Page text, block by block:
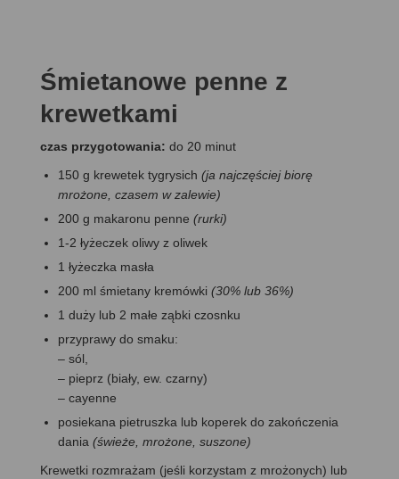
Śmietanowe penne z
krewetkami
czas przygotowania: do 20 minut
150 g krewetek tygrysich (ja najczęściej biorę
mrożone, czasem w zalewie)
200 g makaronu penne (rurki)
1-2 łyżeczek oliwy z oliwek
1 łyżeczka masła
200 ml śmietany kremówki (30% lub 36%)
1 duży lub 2 małe ząbki czosnku
przyprawy do smaku:
– sól,
– pieprz (biały, ew. czarny)
– cayenne
posiekana pietruszka lub koperek do zakończenia
dania (świeże, mrożone, suszone)
Krewetki rozmrażam (jeśli korzystam z mrożonych) lub